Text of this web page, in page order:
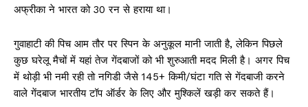
अफ्रीका ने भारत को 30 रन से हराया था।
गुवाहाटी की पिच आम तौर पर स्पिन के अनुकूल मानी जाती है, लेकिन पिछले
कुछ घरेलू मैचों में यहां तेज गेंदबाजों को भी शुरुआती मदद मिली है। अगर पिच
में थोड़ी भी नमी रही तो नगिडी जैसे 145+ किमी/घंटा गति से गेंदबाजी करने
वाले गेंदबाज भारतीय टॉप ऑर्डर के लिए और मुश्किलें खड़ी कर सकते हैं।